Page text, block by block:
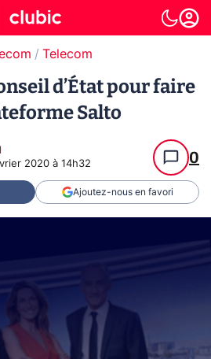
Telecom
d’État pour faire
Salto
2020 à 14h32 0
Ajoutez-nous en favori